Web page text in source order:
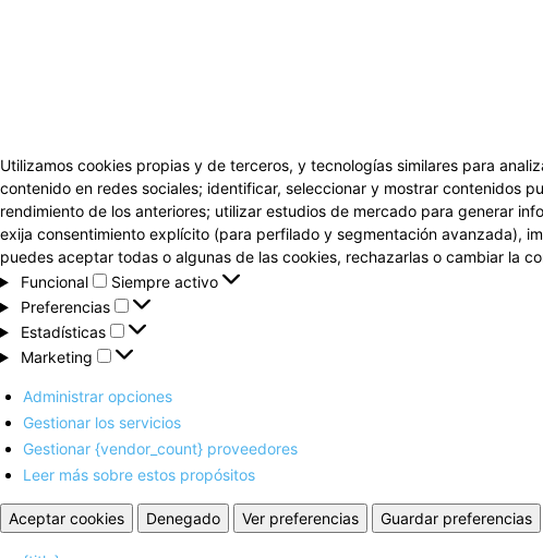
Utilizamos cookies propias y de terceros, y tecnologías similares para
contenido en redes sociales; identificar, seleccionar y mostrar contenidos
rendimiento de los anteriores; utilizar estudios de mercado para generar
exija consentimiento explícito (para perfilado y segmentación avanzada),
puedes aceptar todas o algunas de las cookies, rechazarlas o cambiar la
Funcional
Funcional
Siempre activo
Preferencias
Preferencias
Estadísticas
Estadísticas
Marketing
Marketing
Administrar opciones
Gestionar los servicios
Gestionar {vendor_count} proveedores
Leer más sobre estos propósitos
Aceptar cookies Denegado Ver preferencias Guardar preferencias